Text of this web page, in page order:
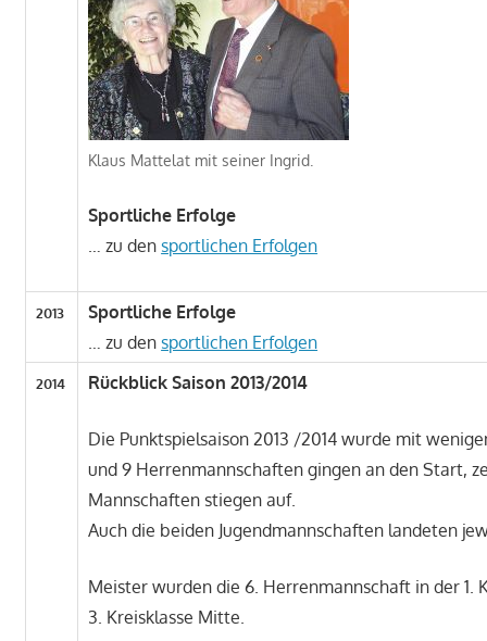
Klaus Mattelat mit seiner Ingrid.
Sportliche Erfolge
… zu densportlichen Erfolgen
2013
Sportliche Erfolge
… zu densportlichen Erfolgen
2014 Rückblick Saison 2013/2014
Die Punktspielsaison 2013 /2014 wurde mit
und 9 Herrenmannschaften gingen an den Start,
Mannschaften stiegen auf.
Auch die beiden Jugendmannschaften landeten
Meister wurden die 6. Herrenmannschaft in der 1.
3. Kreisklasse Mitte.